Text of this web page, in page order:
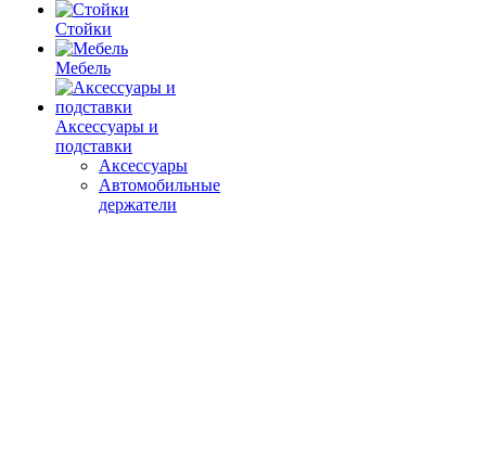
Стойки
Мебель
Аксессуары и
подставки
Аксессуары
Автомобильные
держатели